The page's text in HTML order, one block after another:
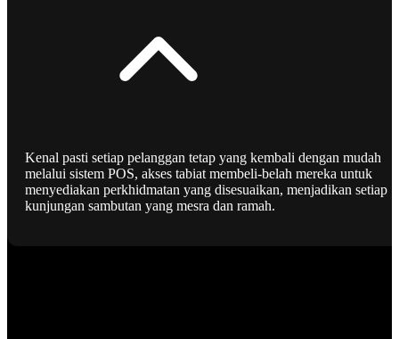
Kenal pasti setiap pelanggan tetap yang kembali dengan mudah
melalui sistem POS, akses tabiat membeli-belah mereka untuk
menyediakan perkhidmatan yang disesuaikan, menjadikan setiap
kunjungan sambutan yang mesra dan ramah.